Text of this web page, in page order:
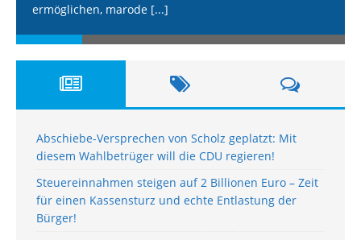
ermöglichen, marode [...]
Abschiebe-Versprechen von Scholz geplatzt: Mit
diesem Wahlbetrüger will die CDU regieren!
Steuereinnahmen steigen auf 2 Billionen Euro – Zeit
für einen Kassensturz und echte Entlastung der
Bürger!